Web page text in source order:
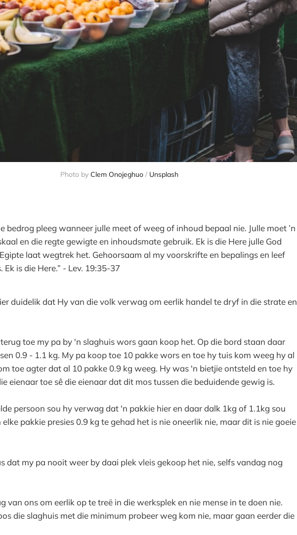
Photo by Clem Onojeghuo/ Unsplash
bedrog pleeg wanneer julle meet of weeg of inhoud bepaal nie. Julle moet ’n
en die regte gewigte en inhoudsmate gebruik. Ek is die Here julle God
laat wegtrek het. Gehoorsaam al my voorskrifte en bepalings en leef
Ek is die Here.” - Lev. 19:35-37
duidelik dat Hy van die volk verwag om eerlik handel te dryf in die strate en
toe my pa by 'n slaghuis wors gaan koop het. Op die bord staan daar
0.9 - 1.1 kg. My pa koop toe 10 pakke wors en toe hy tuis kom weeg hy al
toe agter dat al 10 pakke 0.9 kg weeg. Hy was 'n bietjie ontsteld en toe hy
eienaar toe sê die eienaar dat dit mos tussen die beduidende gewig is.
persoon sou hy verwag dat 'n pakkie hier en daar dalk 1kg of 1.1kg sou
pakkie presies 0.9 kg te gehad het is nie oneerlik nie, maar dit is nie goeie
dat my pa nooit weer by daai plek vleis gekoop het nie, selfs vandag nog
van ons om eerlik op te treë in die werksplek en nie mense in te doen nie.
die slaghuis met die minimum probeer weg kom nie, maar gaan eerder die